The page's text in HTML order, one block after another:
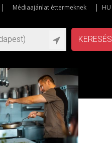
Médiaajánlat éttermeknek HU
KERESÉS